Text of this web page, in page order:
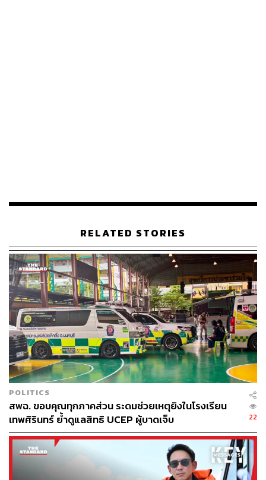
กระทรวงมหาดไทย
พิพัฒน์ รัชกิจประการ รองนายกรัฐมนตรี และรัฐมนตรี
ว่าการกระทรวงคมนาคม
ทรงศักดิ์ ทองศรี รองนายกรัฐมนตรี
ปกรณ์ นิลประพันธ์ รองนายกรัฐมนตรี
เอกนิติ นิติทัณฑ์ประภาศ รองนายกรัฐมนตรี และ
รัฐมนตรีว่าการกระทรวงการคลัง
สีหศักดิ์ พวงเกตุแก้ว รองนายกรัฐมนตรี และรัฐมนตรี
ว่าการกระทรวงการต่างประเทศ
ยศชนัน วงศ์สวัสดิ์ รองนายกรัฐมนตรี และรัฐมนตรี
ว่าการกระทรวงการอุดมศึกษา วิทยาศาสตร์ วิจัยและ
นวัตกรรม
ศุภจี สุธรรมพันธุ์ รองนายกรัฐมนตรี และรัฐมนตรี
ว่าการกระทรวงพาณิชย์
ภราดร ปริศนานันทกุล รัฐมนตรีประจำสำนักนายก
รัฐมนตรี
ศุภมาส อิศรภักดี รัฐมนตรีประจำสำนักนายกรัฐมนตรี
นภินทร ศรีสรรพางค์ รัฐมนตรีประจำสำนักนายก
RELATED STORIES
POLITICS
สพฉ. ขอบคุณทุกภาคส่วน ระดมช่วยเหตุยิงในโรงเรียน
เทพศิรินทร์ ย้ำดูแลสิทธิ UCEP ผู้บาดเจ็บ
22